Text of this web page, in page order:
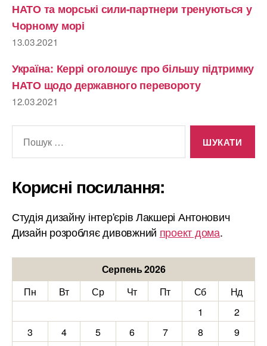
НАТО та морські сили-партнери тренуються у
Чорному морі
13.03.2021
Україна: Керрі оголошує про більшу підтримку
НАТО щодо державного перевороту
12.03.2021
Корисні посилання:
Студія дизайну інтер'єрів Лакшері Антонович
Дизайн розробляє дивовжний проект дома.
Серпень 2026
Пн
Вт Ср Чт Пт Сб
Нд
1
2
3
4 5 6 7 8
9